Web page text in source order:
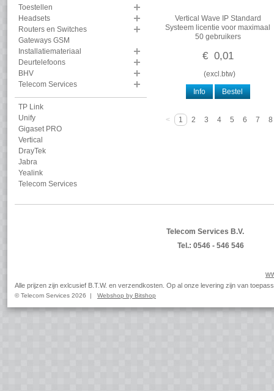
Toestellen
Headsets
Routers en Switches
Gateways GSM
Installatiemateriaal
Deurtelefoons
BHV
Telecom Services
TP Link
Unify
Gigaset PRO
Vertical
DrayTek
Jabra
Yealink
Telecom Services
Vertical Wave IP Standard
Systeem licentie voor maximaal
50 gebruikers
€ 0,01
(excl.btw)
Info Bestel
< 1 2 3 4 5 6 7 8
Telecom Services B.V.
Tel.: 0546 - 546 546
Alle prijzen zijn exlcusief B.T.W. en verzendkosten. Op al onze levering zijn van
© Telecom Services 2026 | Webshop by Bitshop